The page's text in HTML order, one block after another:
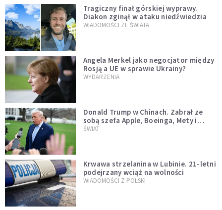
Tragiczny finał górskiej wyprawy.
Diakon zginął w ataku niedźwiedzia
WIADOMOŚCI ZE ŚWIATA
Angela Merkel jako negocjator między
Rosją a UE w sprawie Ukrainy?
WYDARZENIA
Donald Trump w Chinach. Zabrał ze
sobą szefa Apple, Boeinga, Mety i
Muska
ŚWIAT
Krwawa strzelanina w Lubinie. 21-letni
podejrzany wciąż na wolności
WIADOMOŚCI Z POLSKI